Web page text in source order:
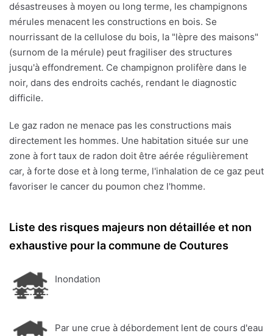
désastreuses à moyen ou long terme, les champignons
mérules menacent les constructions en bois. Se
nourrissant de la cellulose du bois, la "lèpre des maisons"
(surnom de la mérule) peut fragiliser des structures
jusqu'à effondrement. Ce champignon prolifère dans le
noir, dans des endroits cachés, rendant le diagnostic
difficile.
Le gaz radon ne menace pas les constructions mais
directement les hommes. Une habitation située sur une
zone à fort taux de radon doit être aérée régulièrement
car, à forte dose et à long terme, l'inhalation de ce gaz peut
favoriser le cancer du poumon chez l'homme.
Liste des risques majeurs non détaillée et non
exhaustive pour la commune de Coutures
Inondation
Par une crue à débordement lent de cours d'eau